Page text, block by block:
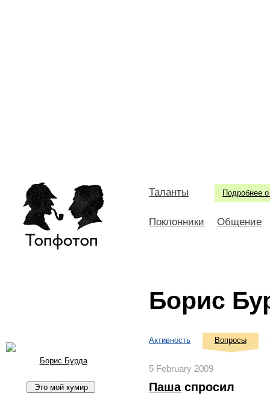
Подробнее о
Таланты
Поклонники Общение
Борис
Борис Бурда
Активность Вопросы
5 February 2009
Пашаспросил